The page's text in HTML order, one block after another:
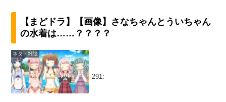
【まどドラ】【画像】さなちゃんとういちゃん
の水着は……？？？？
ネタ・雑談
291: